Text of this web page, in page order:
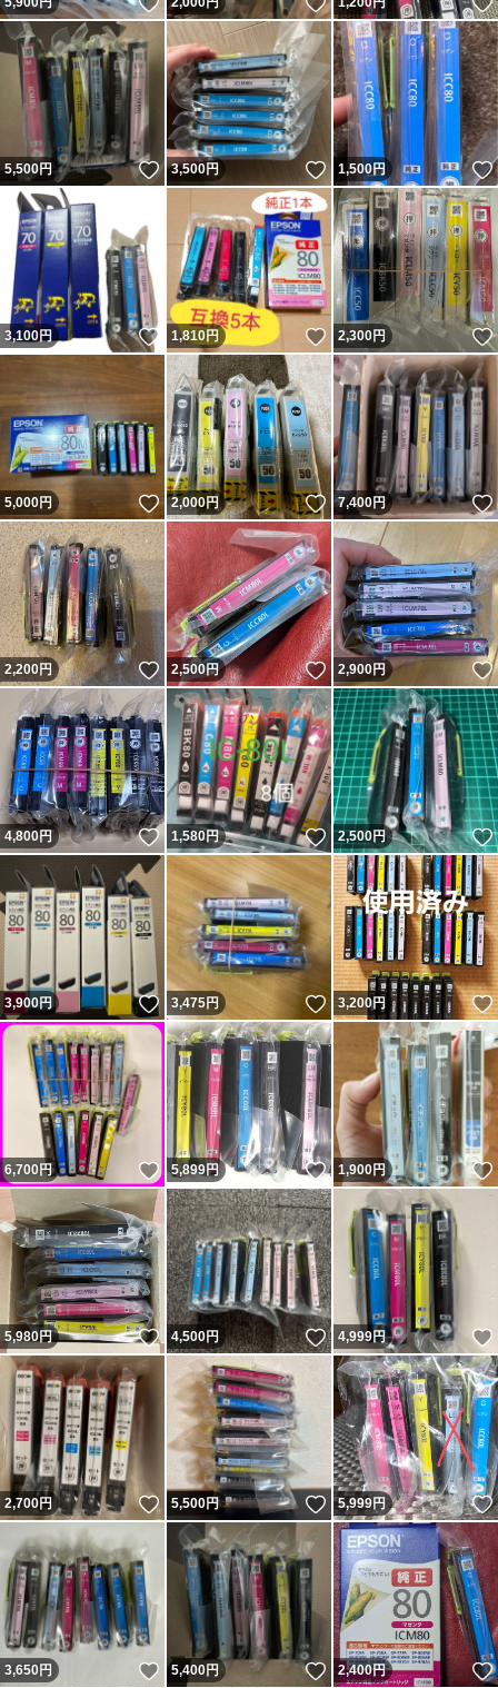
5,500円 いいね！
3,500円 いいね！
1,500円
3,100円 いいね！
1,810円 いいね！
2,300円
5,000円 いいね！
2,000円 いいね！
7,400円
2,200円 いいね！
2,500円 いいね！
2,900円
4,800円 いいね！
1,580円 いいね！
2,500円
3,900円 いいね！
3,475円 いいね！
3,200円
6,700円 いいね！
5,899円 いいね！
1,900円
5,980円 いいね！
4,500円 いいね！
4,999円
2,700円 いいね！
5,500円 いいね！
5,999円
3,650円 いいね！
5,400円 いいね！
2,400円